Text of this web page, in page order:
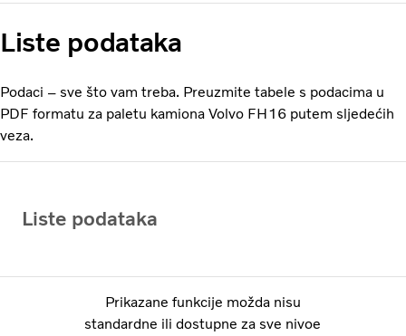
Liste podataka
Podaci – sve što vam treba. Preuzmite tabele s podacima u
PDF formatu za paletu kamiona Volvo FH16 putem sljedećih
veza.
Liste podataka
Prikazane funkcije možda nisu
standardne ili dostupne za sve nivoe